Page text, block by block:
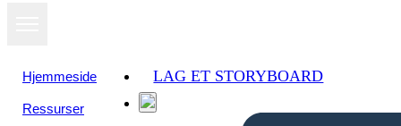
Hjemmeside
Ressurser
LAG ET STORYBOARD